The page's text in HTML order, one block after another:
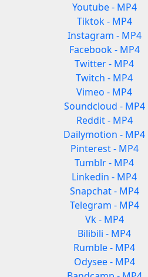
Youtube - MP4
Tiktok - MP4
Instagram - MP4
Facebook - MP4
Twitter - MP4
Twitch - MP4
Vimeo - MP4
Soundcloud - MP4
Reddit - MP4
Dailymotion - MP4
Pinterest - MP4
Tumblr - MP4
Linkedin - MP4
Snapchat - MP4
Telegram - MP4
Vk - MP4
Bilibili - MP4
Rumble - MP4
Odysee - MP4